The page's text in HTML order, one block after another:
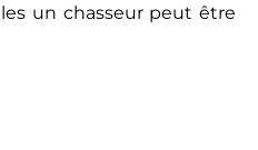
un chasseur peut être